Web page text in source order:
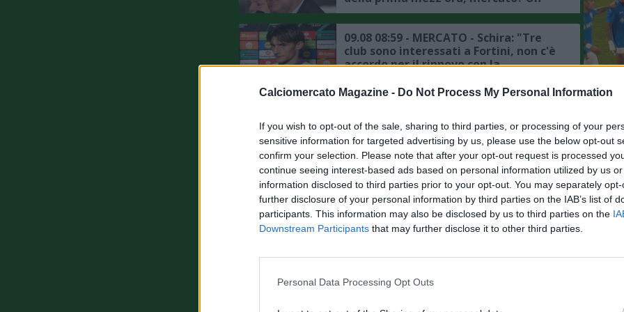
Calciomercato Magazine - Do Not Process My Personal Information
If you wish to opt-out of the sale, sharing to third parties, or processing of your
sensitive information for targeted advertising by us, please use the below opt-out
confirm your selection. Please note that after your opt-out request is processed
continue seeing interest-based ads based on personal information utilized by us
information disclosed to third parties prior to your opt-out. You may separately
further disclosure of your personal information by third parties on the IAB’s list of
participants. This information may also be disclosed by us to third parties on the
Downstream Participants that may further disclose it to other third parties.
Personal Data Processing Opt Outs
jolly va preso per spostare Olivera"
09.08 08:59 - MERCATO - Schira: "Tre
club sono interessati a Fortini, non c'è
accordo per il rinnovo con la
massima tra i rossoblù e l'attaccante"
09.08 08:11 - MERCATO - Schira:
"Pellegrino è l'obiettivo principale
della Fiorentina, pronto un contratto
fino al 2031"
09.08 08:00 - MERCATO - Romano:
Madrid"